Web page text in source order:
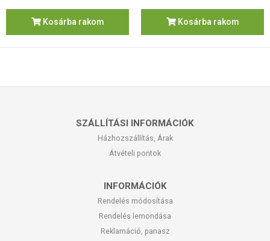
Kosárba rakom Kosárba rakom
SZÁLLÍTÁSI INFORMÁCIÓK
Házhozszállítás, Árak
Átvételi pontok
INFORMÁCIÓK
Rendelés módosítása
Rendelés lemondása
Reklamáció, panasz